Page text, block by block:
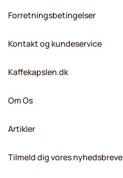
Forretningsbetingelser
Kontakt og kundeservice
Kaffekapslen.dk
Om Os
Artikler
Tilmeld dig vores nyhedsbreve